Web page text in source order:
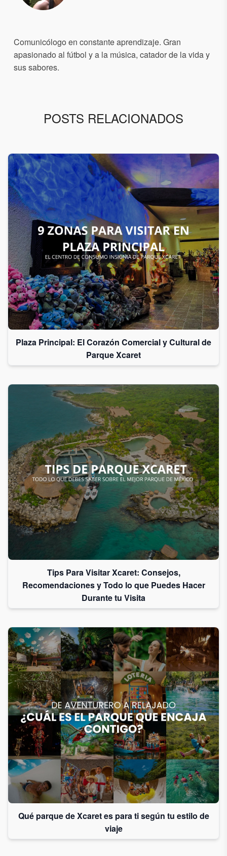
Comunicólogo en constante aprendizaje. Gran
apasionado al fútbol y a la música, catador de la vida y
sus sabores.
POSTS RELACIONADOS
Plaza Principal: El Corazón Comercial y Cultural de
Parque Xcaret
Tips Para Visitar Xcaret: Consejos,
Recomendaciones y Todo lo que Puedes Hacer
Durante tu Visita
Qué parque de Xcaret es para ti según tu estilo de
viaje